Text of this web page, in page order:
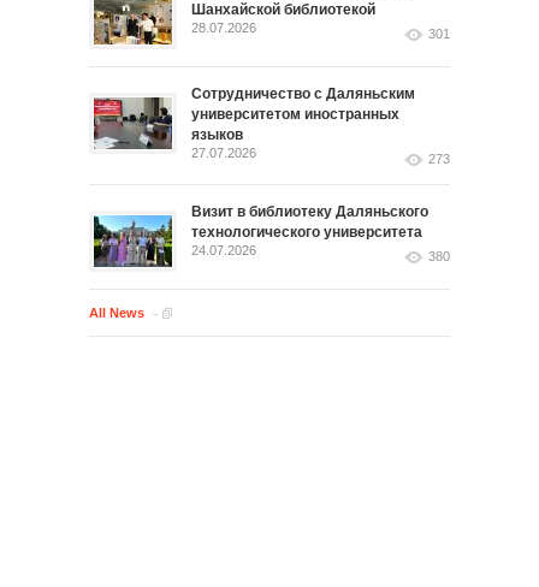
Шанхайской библиотекой
28.07.2026 301
Сотрудничество с Даляньским
университетом иностранных
языков
27.07.2026 273
Визит в библиотеку Даляньского
технологического университета
24.07.2026 380
All News